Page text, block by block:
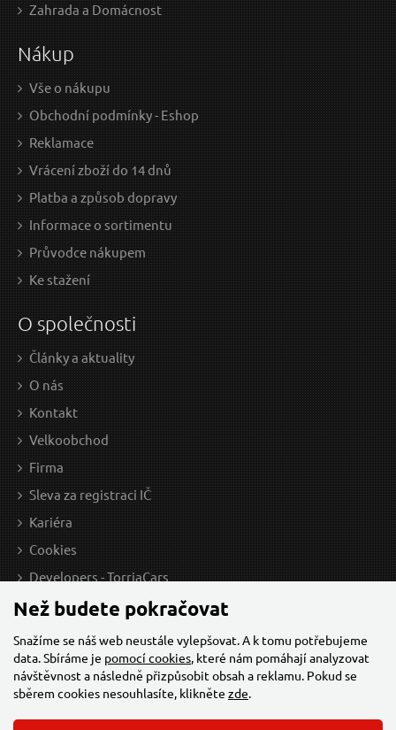
32.23 Kč bez DPH
Skladem
27 Kč / Ks
22.31 Kč bez DPH
Šroubovák TORX, T 8x80mm, CrV EXTOL-
Zahrada a Domácnost
Nákup
Vše o nákupu
Obchodní podmínky - Eshop
Reklamace
Vrácení zboží do 14 dnů
Platba a způsob dopravy
Informace o sortimentu
Průvodce nákupem
Ke stažení
O společnosti
Články a aktuality
O nás
Kontakt
Velkoobchod
Firma
Sleva za registraci IČ
Kariéra
Cookies
Developers - TorriaCars
Než budete pokračovat
Snažíme se náš web neustále vylepšovat. A k tomu potřebujeme
data. Sbíráme je pomocí cookies, které nám pomáhají analyzovat
návštěvnost a následně přizpůsobit obsah a reklamu. Pokud se
sběrem cookies nesouhlasíte, klikněte zde.